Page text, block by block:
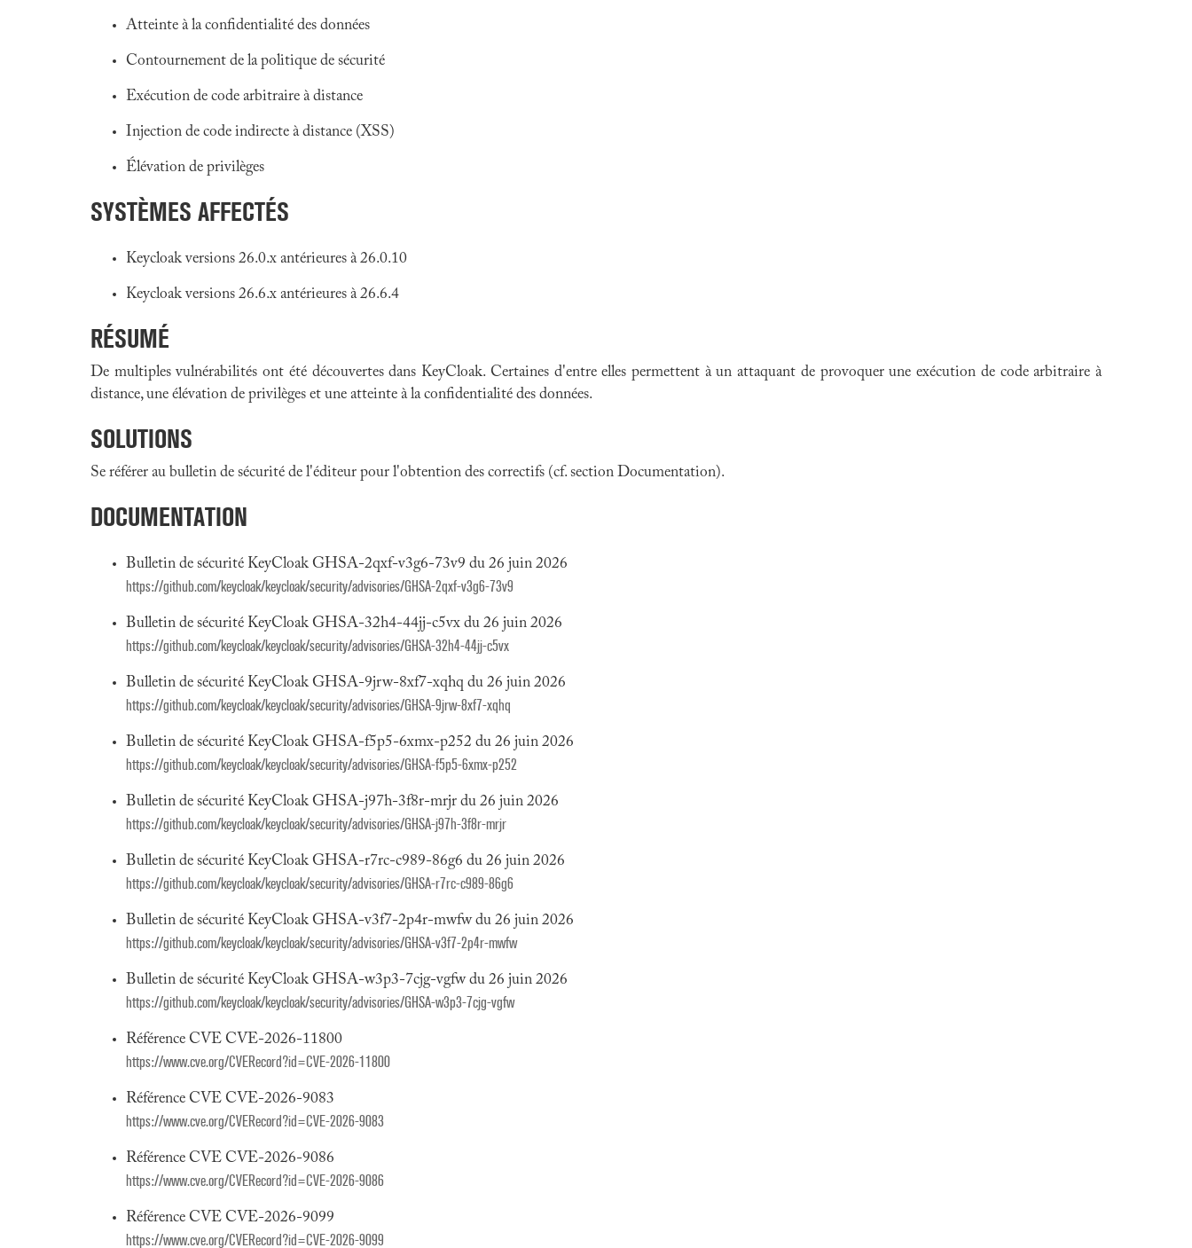
Atteinte à la confidentialité des données
Contournement de la politique de sécurité
Exécution de code arbitraire à distance
Injection de code indirecte à distance (XSS)
Élévation de privilèges
SYSTÈMES AFFECTÉS
Keycloak versions 26.0.x antérieures à 26.0.10
Keycloak versions 26.6.x antérieures à 26.6.4
RÉSUMÉ
De multiples vulnérabilités ont été découvertes dans KeyCloak. Certaines d'entre elles permettent à un attaquant de provoquer une exécution de code arbitraire à
distance, une élévation de privilèges et une atteinte à la confidentialité des données.
SOLUTIONS
Se référer au bulletin de sécurité de l'éditeur pour l'obtention des correctifs (cf. section Documentation).
DOCUMENTATION
Bulletin de sécurité KeyCloak GHSA-2qxf-v3g6-73v9 du 26 juin 2026
https://github.com/keycloak/keycloak/security/advisories/GHSA-2qxf-v3g6-73v9
Bulletin de sécurité KeyCloak GHSA-32h4-44jj-c5vx du 26 juin 2026
https://github.com/keycloak/keycloak/security/advisories/GHSA-32h4-44jj-c5vx
Bulletin de sécurité KeyCloak GHSA-9jrw-8xf7-xqhq du 26 juin 2026
https://github.com/keycloak/keycloak/security/advisories/GHSA-9jrw-8xf7-xqhq
Bulletin de sécurité KeyCloak GHSA-f5p5-6xmx-p252 du 26 juin 2026
https://github.com/keycloak/keycloak/security/advisories/GHSA-f5p5-6xmx-p252
Bulletin de sécurité KeyCloak GHSA-j97h-3f8r-mrjr du 26 juin 2026
https://github.com/keycloak/keycloak/security/advisories/GHSA-j97h-3f8r-mrjr
Bulletin de sécurité KeyCloak GHSA-r7rc-c989-86g6 du 26 juin 2026
https://github.com/keycloak/keycloak/security/advisories/GHSA-r7rc-c989-86g6
Bulletin de sécurité KeyCloak GHSA-v3f7-2p4r-mwfw du 26 juin 2026
https://github.com/keycloak/keycloak/security/advisories/GHSA-v3f7-2p4r-mwfw
Bulletin de sécurité KeyCloak GHSA-w3p3-7cjg-vgfw du 26 juin 2026
https://github.com/keycloak/keycloak/security/advisories/GHSA-w3p3-7cjg-vgfw
Référence CVE CVE-2026-11800
https://www.cve.org/CVERecord?id=CVE-2026-11800
Référence CVE CVE-2026-9083
https://www.cve.org/CVERecord?id=CVE-2026-9083
Référence CVE CVE-2026-9086
https://www.cve.org/CVERecord?id=CVE-2026-9086
Référence CVE CVE-2026-9099
https://www.cve.org/CVERecord?id=CVE-2026-9099